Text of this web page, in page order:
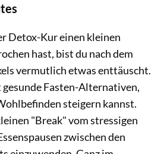
Detox-Kur einen kleinen
hast, bist du nach dem
vermutlich etwas enttäuscht.
gesunde Fasten-Alternativen,
steigern kannst.
"Break" vom stressigen
zwischen den